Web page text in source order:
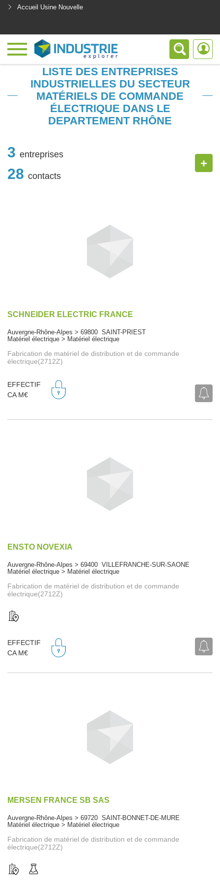
Accueil Usine Nouvelle
LISTE DES ENTREPRISES
INDUSTRIELLES DU SECTEUR
MATÉRIELS DE COMMANDE
ÉLECTRIQUE DANS LE
DEPARTEMENT RHÔNE
3 entreprises
28 contacts
+
SCHNEIDER ELECTRIC FRANCE
Auvergne-Rhône-Alpes > 69800 SAINT-PRIEST
Matériel électrique > Matériel électrique
Fabrication de matériel de distribution et de commande
électrique(2712Z)
EFFECTIF
CA M€
ENSTO NOVEXIA
Auvergne-Rhône-Alpes > 69400 VILLEFRANCHE-SUR-SAONE
Matériel électrique > Matériel électrique
Fabrication de matériel de distribution et de commande
électrique(2712Z)
EFFECTIF
CA M€
MERSEN FRANCE SB SAS
Auvergne-Rhône-Alpes > 69720 SAINT-BONNET-DE-MURE
Matériel électrique > Matériel électrique
Fabrication de matériel de distribution et de commande
électrique(2712Z)